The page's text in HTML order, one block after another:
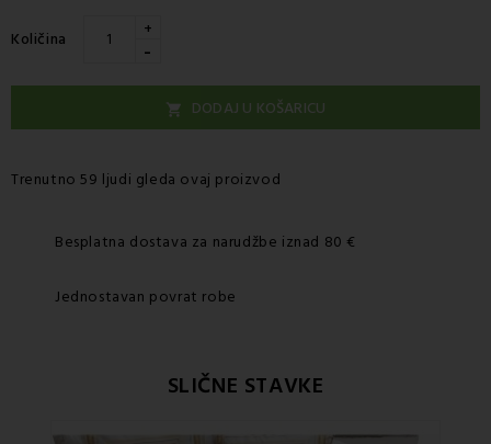
Količina +
-
 DODAJ U KOŠARICU
Trenutno 59 ljudi gleda ovaj proizvod
Besplatna dostava za narudžbe iznad 80 €
Jednostavan povrat robe
SLIČNE STAVKE